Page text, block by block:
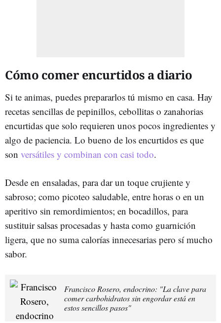
Cómo comer encurtidos a diario
Si te animas, puedes prepararlos tú mismo en casa. Hay
recetas sencillas de pepinillos, cebollitas o zanahorias
encurtidas que solo requieren unos pocos ingredientes y
algo de paciencia. Lo bueno de los encurtidos es que
son versátiles y combinan con casi todo.
Desde en ensaladas, para dar un toque crujiente y
sabroso; como picoteo saludable, entre horas o en un
aperitivo sin remordimientos; en bocadillos, para
sustituir salsas procesadas y hasta como guarnición
ligera, que no suma calorías innecesarias pero sí mucho
sabor.
Francisco Rosero, endocrino: "La clave para
comer carbohidratos sin engordar está en
estos sencillos pasos"